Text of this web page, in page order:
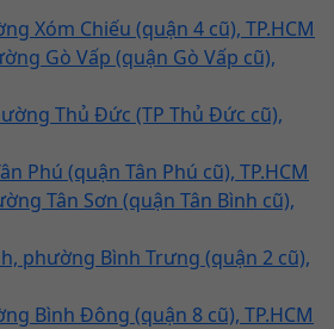
Xóm Chiếu (quận 4 cũ), TP.HCM
Gò Vấp (quận Gò Vấp cũ),
Thủ Đức (TP Thủ Đức cũ),
Phú (quận Tân Phú cũ), TP.HCM
Tân Sơn (quận Tân Bình cũ),
phường Bình Trưng (quận 2 cũ),
Bình Đông (quận 8 cũ), TP.HCM